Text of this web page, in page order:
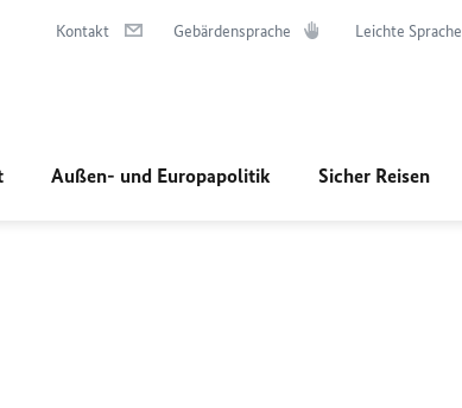
Kontakt Gebärdensprache Leichte Sprache
Außen- und Europapolitik Sicher Reisen